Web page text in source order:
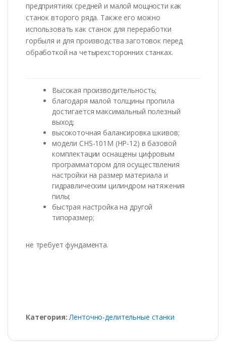
предприятиях средней и малой мощности как
станок второго ряда. Также его можно
использовать как станок для переработки
горбыля и для производства заготовок перед
обработкой на четырехсторонних станках.
Высокая производительность;
благодаря малой толщины пропила
достигается максимальный полезный
выход;
высокоточная балансировка шкивов;
модели CHS-101M (НР-12) в базовой
комплектации оснащены цифровым
программатором для осуществления
настройки на размер материала и
гидравлическим цилиндром натяжения
пилы;
быстрая настройка на другой
типоразмер;
не требует фундамента.
Категория:Ленточно-делительные станки